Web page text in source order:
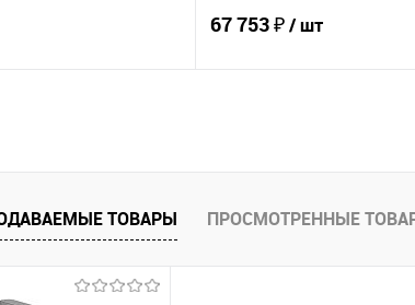
Сравнение
В наличии
67 753 ₽/ шт
Купить в 1 клик
В избранное
ТОВАРЫ ПРОСМОТРЕННЫЕ